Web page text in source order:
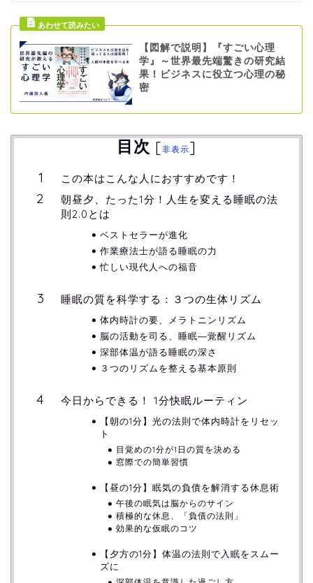
【図解で説明】『すごい心理
学』～世界最先端驚きの研究結
果！ビジネスに役立つ心理の秘
密
目次 [非表示]
この本はこんな人におすすめです！
朝昼夕、たった1分！人生を変える睡眠の法
則2.0とは
ベストセラーが進化
作業療法士が語る睡眠の力
忙しい現代人への福音
睡眠の質を科学する：３つの生体リズム
体内時計の要、メラトニンリズム
脳の活動を司る、睡眠―覚醒リズム
深部体温が語る睡眠の深さ
３つのリズムを整える基本原則
今日からできる！ 1分快眠ルーティン
【朝の1分】光の法則で体内時計をリセッ
ト
目覚めの1分が1日の質を決める
窓際での簡単習慣
【昼の1分】眠気の負債を解消する休息術
午後の眠気は脳からのサイン
積極的な休息、「負債の法則」
効果的な仮眠のコツ
【夕方の1分】体温の法則で入眠をスムー
ズに